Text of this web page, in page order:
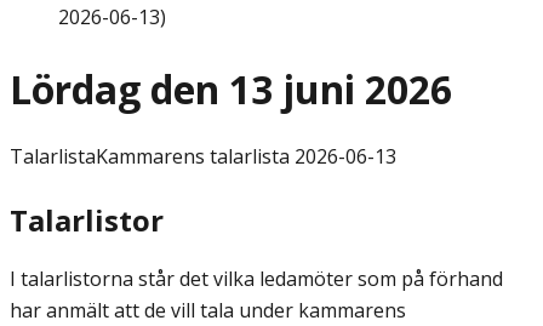
2026-06-13)
Lördag den 13 juni 2026
TalarlistaKammarens talarlista 2026-06-13
Talarlistor
I talarlistorna står det vilka ledamöter som på förhand
har anmält att de vill tala under kammarens